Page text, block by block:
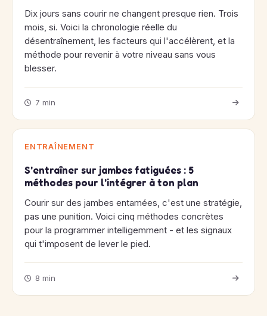
Dix jours sans courir ne changent presque rien. Trois
mois, si. Voici la chronologie réelle du
désentraînement, les facteurs qui l'accélèrent, et la
méthode pour revenir à votre niveau sans vous
blesser.
7 min
ENTRAÎNEMENT
S'entraîner sur jambes fatiguées : 5
méthodes pour l'intégrer à ton plan
Courir sur des jambes entamées, c'est une stratégie,
pas une punition. Voici cinq méthodes concrètes
pour la programmer intelligemment - et les signaux
qui t'imposent de lever le pied.
8 min